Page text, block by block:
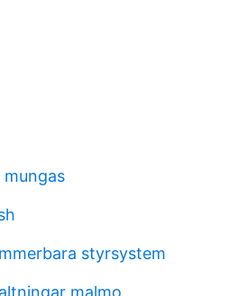
mungas
styrsystem
malmo